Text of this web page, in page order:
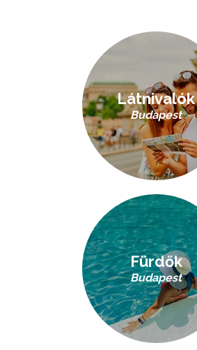
Látnivalók
Budapest
Fürdők
Budapest